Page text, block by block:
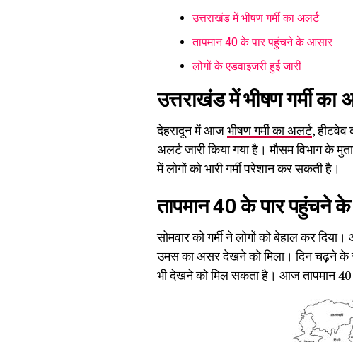
उत्तराखंड में भीषण गर्मी का अलर्ट
तापमान 40 के पार पहुंचने के आसार
लोगों के एडवाइजरी हुई जारी
उत्तराखंड में भीषण गर्मी का
देहरादून में आजभीषण गर्मी का अलर्ट, हीटवेव
अलर्ट जारी किया गया है। मौसम विभाग
में लोगों को भारी गर्मी परेशान कर सकती है।
तापमान 40 के पार पहुंचने
सोमवार को गर्मी ने लोगों को बेहाल कर
उमस का असर देखने को मिला। दिन चढ़ने के
भी देखने को मिल सकता है। आज तापमान